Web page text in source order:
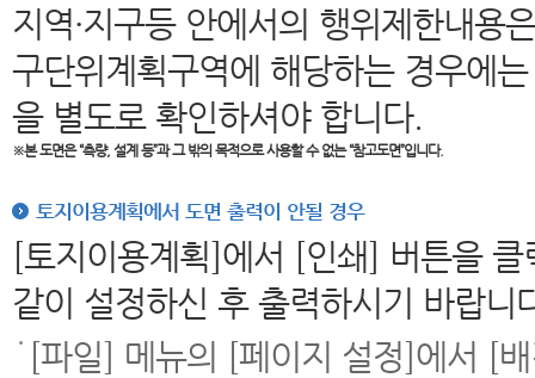
지역·지구등 안에서의 행위제한내용
구단위계획구역에 해당하는 경우에
을 별도로 확인하셔야 합니다.
※본 도면은“측량, 설계 등”과 그 밖의 목적으로 사용할 수 없는 “참고도면”입니다.
토지이용계획에서 도면 출력이 안될 경우
[토지이용계획]에서 [인쇄] 버튼을
같이 설정하신 후 출력하시기 바랍니
[파일] 메뉴의 [페이지 설정]에서 [